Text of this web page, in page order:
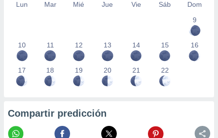
Lun Mar Mié Jue Vie Sáb
Dom
9
10 11 12 13 14 15 16
17 18 19 20 21 22
Compartir predicción